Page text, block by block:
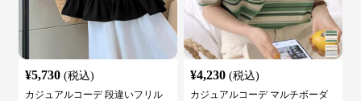
¥5,730 (税込)
カジュアルコーデ 段違いフリル
¥4,230 (税込)
カジュアルコーデ マルチボーダ